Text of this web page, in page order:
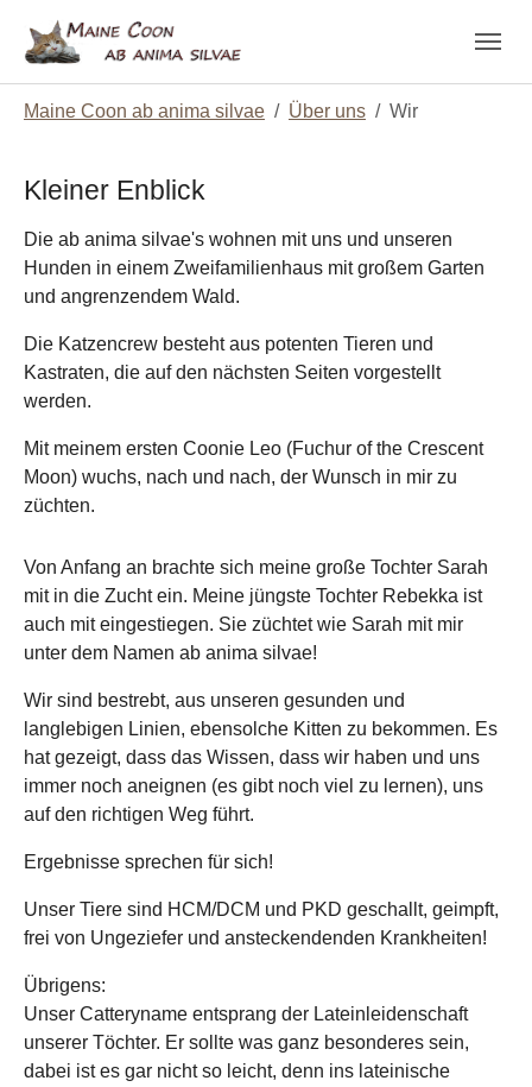
Maine Coon ab anima silvae Über uns Wir
Kleiner Enblick
Die ab anima silvae's wohnen mit uns und unseren
Hunden in einem Zweifamilienhaus mit großem Garten
und angrenzendem Wald.
Die Katzencrew besteht aus potenten Tieren und
Kastraten, die auf den nächsten Seiten vorgestellt
werden.
Mit meinem ersten Coonie Leo (Fuchur of the Crescent
Moon) wuchs, nach und nach, der Wunsch in mir zu
züchten.
Show larger version
Von Anfang an brachte sich meine große Tochter Sarah
mit in die Zucht ein. Meine jüngste Tochter Rebekka ist
auch mit eingestiegen. Sie züchtet wie Sarah mit mir
unter dem Namen ab anima silvae!
Wir sind bestrebt, aus unseren gesunden und
langlebigen Linien, ebensolche Kitten zu bekommen. Es
hat gezeigt, dass das Wissen, dass wir haben und uns
immer noch aneignen (es gibt noch viel zu lernen), uns
auf den richtigen Weg führt.
Ergebnisse sprechen für sich!
Unser Tiere sind HCM/DCM und PKD geschallt, geimpft,
frei von Ungeziefer und ansteckendenden Krankheiten!
Übrigens:
Unser Catteryname entsprang der Lateinleidenschaft
unserer Töchter. Er sollte was ganz besonderes sein,
dabei ist es gar nicht so leicht, denn ins lateinische